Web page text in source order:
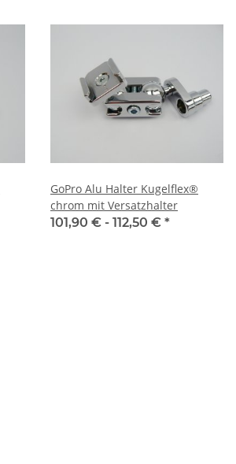
GoPro Alu Halter Kugelflex®
chrom mit Versatzhalter
101,90 € - 112,50 € *